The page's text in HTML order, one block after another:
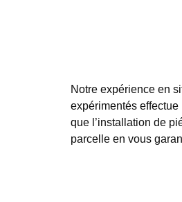
Notre expérience en
expérimentés
que l’installation de
parcelle en vous